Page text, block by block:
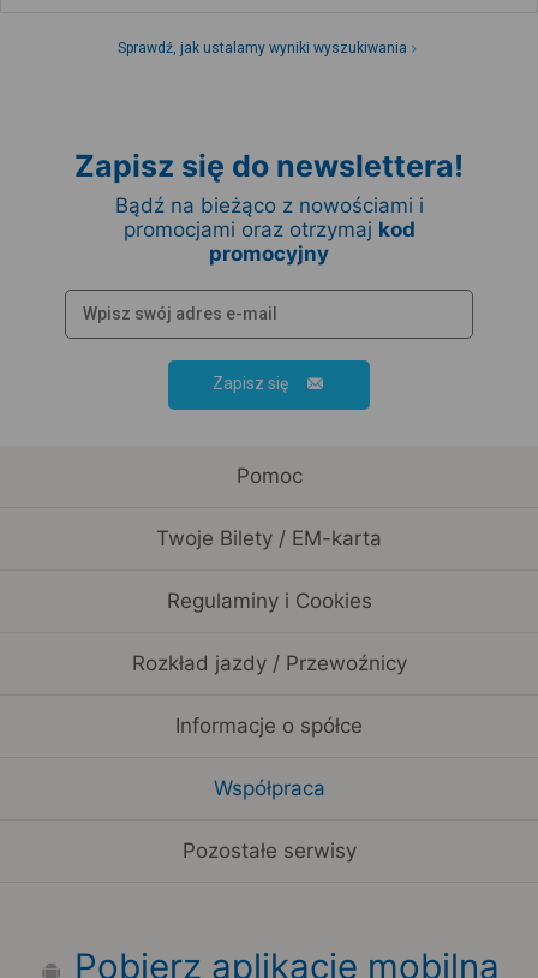
Sprawdź, jak ustalamy wyniki wyszukiwania
Zapisz się do newslettera!
Bądź na bieżąco z nowościami i
promocjami oraz otrzymaj kod
promocyjny
Zapisz się
Pomoc
Twoje Bilety / EM-karta
Regulaminy i Cookies
Rozkład jazdy / Przewoźnicy
Informacje o spółce
Współpraca
Pozostałe serwisy
Pobierz aplikację mobilną